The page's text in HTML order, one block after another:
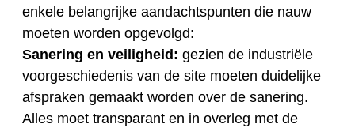
enkele belangrijke aandachtspunten die nauw
moeten worden opgevolgd:
Sanering en veiligheid: gezien de industriële
voorgeschiedenis van de site moeten duidelijke
afspraken gemaakt worden over de sanering.
Alles moet transparant en in overleg met de